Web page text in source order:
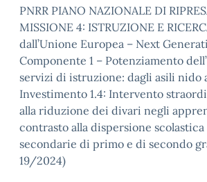
PNRR PIANO NAZIONALE DI
MISSIONE 4: ISTRUZIONE E
dall’Unione Europea – Next
Componente 1 – Potenziamento
servizi di istruzione: dagli asili nido
Investimento 1.4: Intervento
alla riduzione dei divari negli
contrasto alla dispersione
secondarie di primo e di secondo
19/2024)